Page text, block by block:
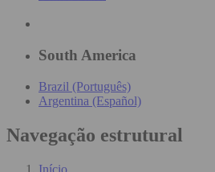
South America
Brazil (Português)
Argentina (Español)
Navegação estrutural
Início